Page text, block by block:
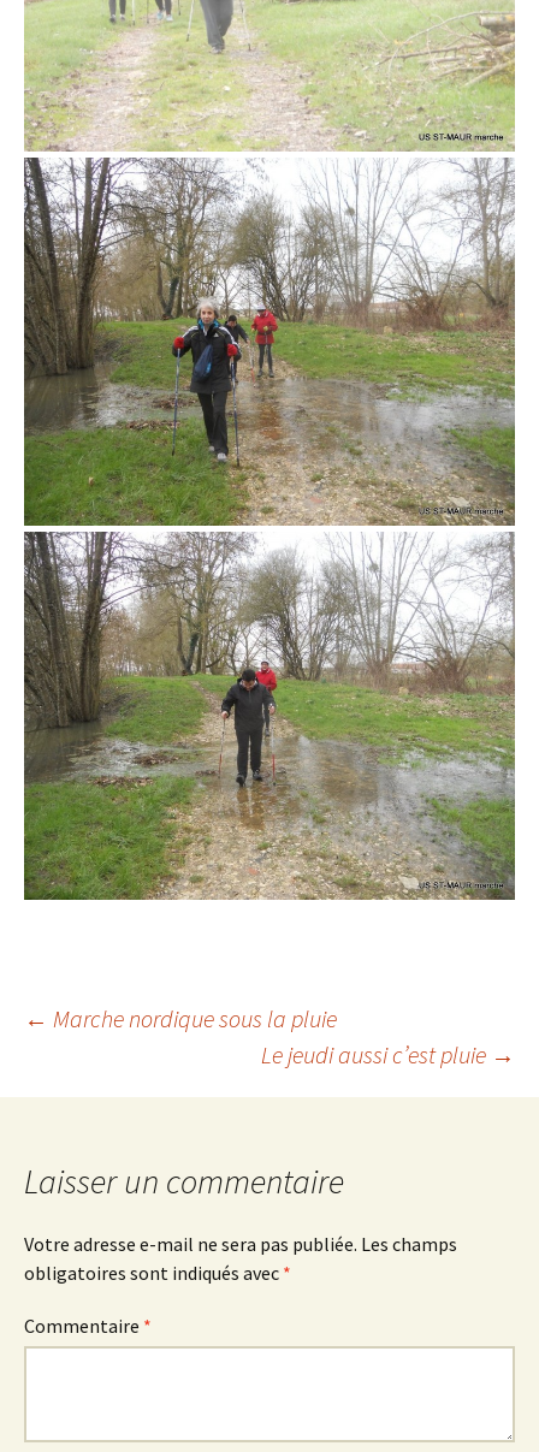
Navigation
des
articles
← Marche nordique sous la pluie
Le jeudi aussi c’est pluie →
Laisser un commentaire
Votre adresse e-mail ne sera pas publiée. Les champs
obligatoires sont indiqués avec *
Commentaire *